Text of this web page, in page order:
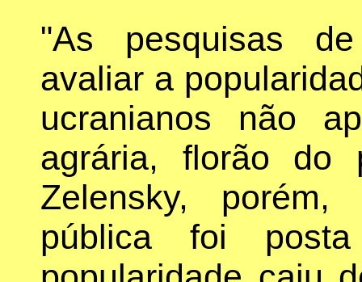
"As pesquisas
avaliar a
ucranianos não
agrária, florão do
Zelensky,
pública foi